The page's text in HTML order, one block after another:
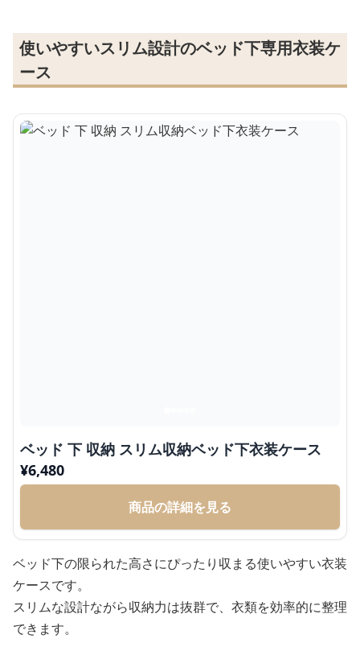
使いやすいスリム設計のベッド下専用衣装ケ
ース
ベッド 下 収納 スリム収納ベッド下衣装ケース
¥6,480
商品の詳細を見る
ベッド下の限られた高さにぴったり収まる使いやすい衣装
ケースです。
スリムな設計ながら収納力は抜群で、衣類を効率的に整理
できます。